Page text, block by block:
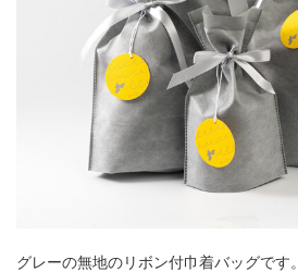
グレーの無地のリボン付巾着バッグです。